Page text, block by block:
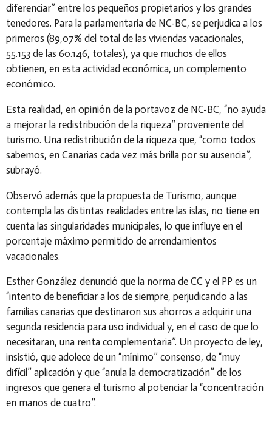
diferenciar” entre los pequeños propietarios y los grandes
tenedores. Para la parlamentaria de NC-BC, se perjudica a los
primeros (89,07% del total de las viviendas vacacionales,
55.153 de las 60.146, totales), ya que muchos de ellos
obtienen, en esta actividad económica, un complemento
económico.
Esta realidad, en opinión de la portavoz de NC-BC, “no ayuda
a mejorar la redistribución de la riqueza” proveniente del
turismo. Una redistribución de la riqueza que, “como todos
sabemos, en Canarias cada vez más brilla por su ausencia”,
subrayó.
Observó además que la propuesta de Turismo, aunque
contempla las distintas realidades entre las islas, no tiene en
cuenta las singularidades municipales, lo que influye en el
porcentaje máximo permitido de arrendamientos
vacacionales.
Esther González denunció que la norma de CC y el PP es un
“intento de beneficiar a los de siempre, perjudicando a las
familias canarias que destinaron sus ahorros a adquirir una
segunda residencia para uso individual y, en el caso de que lo
necesitaran, una renta complementaria”. Un proyecto de ley,
insistió, que adolece de un “mínimo” consenso, de “muy
difícil” aplicación y que “anula la democratización” de los
ingresos que genera el turismo al potenciar la “concentración
en manos de cuatro”.